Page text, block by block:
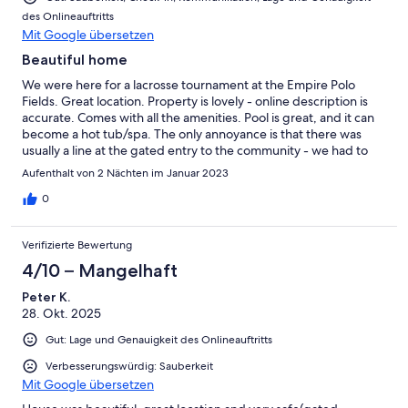
des Onlineauftritts
Mit Google übersetzen
Beautiful home
We were here for a lacrosse tournament at the Empire Polo
Fields. Great location. Property is lovely - online description is
accurate. Comes with all the amenities. Pool is great, and it can
become a hot tub/spa. The only annoyance is that there was
usually a line at the gated entry to the community - we had to
wait for 5 minutes each time just to enter. Please be sure to have
avoid this delay. Host very responsive. Would come here again
Aufenthalt von 2 Nächten im Januar 2023
0
Verifizierte Bewertung
4/10 – Mangelhaft
Peter K.
28. Okt. 2025
Gut: Lage und Genauigkeit des Onlineauftritts
Verbesserungswürdig: Sauberkeit
Mit Google übersetzen